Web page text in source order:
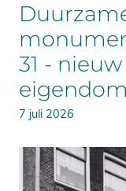
31 -
eigendom
7 juli 2026